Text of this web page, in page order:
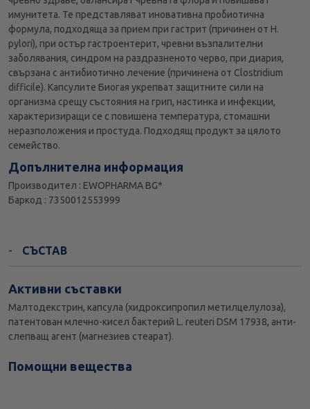
имунитета. Те представляват иновативна пробиотична
формула, подходяща за прием при гастрит (причинен от H.
pylori), при остър гастроентерит, чревни възпалителни
заболявания, синдром на раздразненото черво, при диария,
свързана с антибиотично лечение (причинена от Clostridium
difficile). Капсулите Биогая укрепват защитните сили на
организма срещу състояния на грип, настинка и инфекции,
характеризиращи се с повишена температура, стомашни
неразположения и простуда. Подходящ продукт за цялото
семейство.
Допълнителна информация
Производител : EWOPHARMA BG*
Баркод : 7350012553999
СЪСТАВ
Активни съставки
Mалтодекстрин, капсула (хидроксипропил метилцелулоза),
патентован млечно-кисел бактерий L. reuteri DSM 17938, анти-
слепващ агент (магнезиев стеарат).
Помощни вещества